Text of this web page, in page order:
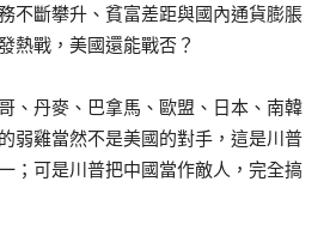
不斷攀升、貧富差距與國內通貨膨脹
熱戰，美國還能戰否？
、丹麥、巴拿馬、歐盟、日本、南韓
弱雞當然不是美國的對手，這是川普
；可是川普把中國當作敵人，完全搞